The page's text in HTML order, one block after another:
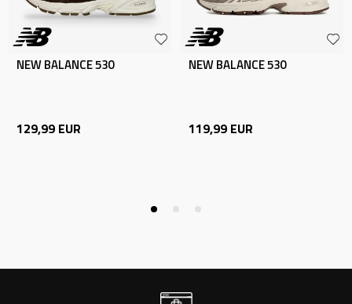
NEW BALANCE 530
129,99 EUR
NEW BALANCE 530
119,99 EUR